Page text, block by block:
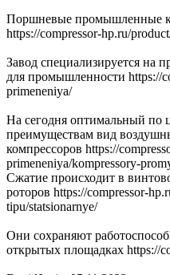
Поршневые промышленные
https://compressor-hp.ru/
Завод специализируется на
для промышленности https://
primeneniya/
На сегодня оптимальный по
преимуществам вид
компрессоров https://
primeneniya/kompressory-
Сжатие происходит в
роторов https://compressor-
tipu/statsionarnye/
Они сохраняют
открытых площадках https://